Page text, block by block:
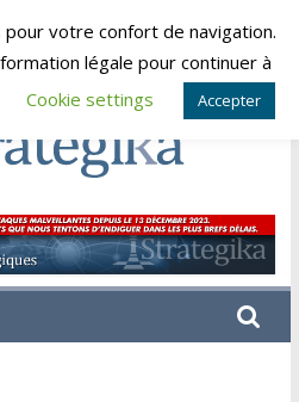
août 8, 2026
votre confort de navigation.
légale pour continuer à
Cookie settings Accepter